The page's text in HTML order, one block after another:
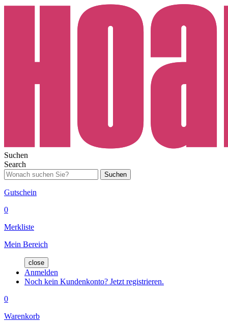
Suchen
Search
Suchen
Gutschein
0
Merkliste
Mein Bereich
close
Anmelden
Noch kein Kundenkonto? Jetzt registrieren.
0
Warenkorb